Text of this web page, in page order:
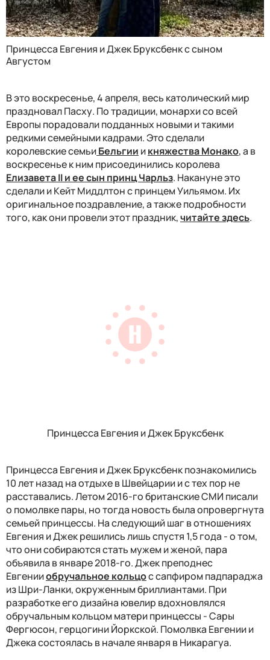
Принцесса Евгения и Джек Бруксбенк с сыном
Августом
В это воскресенье, 4 апреля, весь католический мир
праздновал Пасху. По традиции, монархи со всей
Европы порадовали подданных новыми и такими
редкими семейными кадрами. Это сделали
королевские семьиБельгии икняжества Монако, а в
воскресенье к ним присоединились королева
Елизавета II и ее сын принц Чарльз. Накануне это
сделали и Кейт Миддлтон с принцем Уильямом. Их
оригинальное поздравление, а также подробности
того, как они провели этот праздник,читайте здесь.
Принцесса Евгения и Джек Бруксбенк
Принцесса Евгения и Джек Бруксбенк познакомились
10 лет назад на отдыхе в Швейцарии и с тех пор не
расставались. Летом 2016-го британские СМИ писали
о помолвке пары, но тогда новость была опровергнута
семьей принцессы. На следующий шаг в отношениях
Евгения и Джек решились лишь спустя 1,5 года - о том,
что они собираются стать мужем и женой, пара
объявила в январе 2018-го. Джек преподнес
Евгенииобручальное кольцос сапфиром падпараджа
из Шри-Ланки, окруженным бриллиантами. При
разработке его дизайна ювелир вдохновлялся
обручальным кольцом матери принцессы - Сары
Фергюсон, герцогини Йоркской. Помолвка Евгении и
Джека состоялась в начале января в Никарагуа.